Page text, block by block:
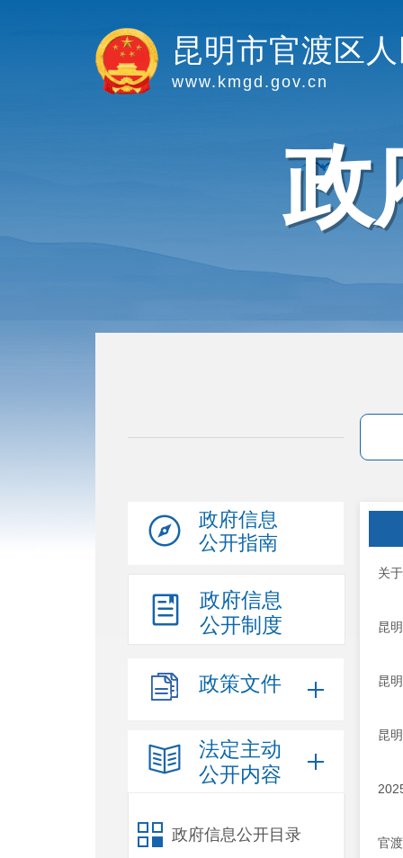
昆明市官渡区
www.kmgd.gov.cn
政
政府信息
公开指南
政府信息
公开制度
政策文件
法定主动
公开内容
政府信息公开目录
关
昆
昆
昆
官